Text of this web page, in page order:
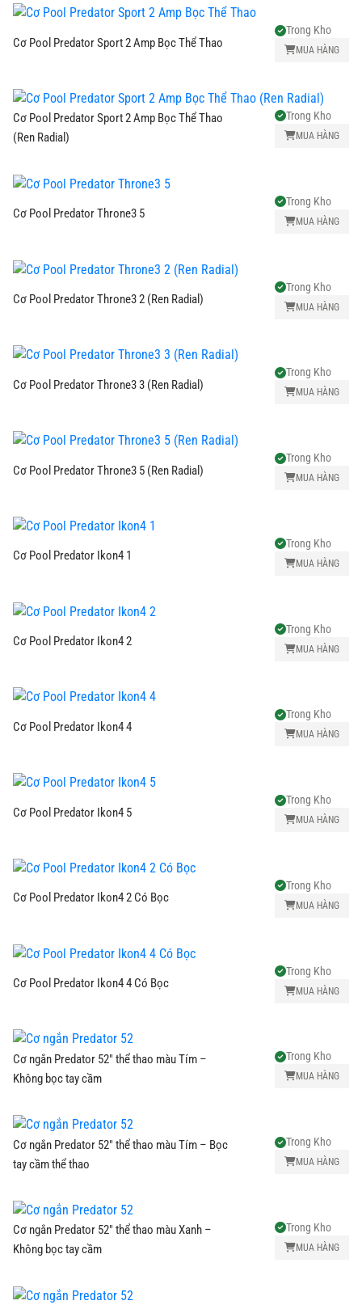
Cơ Pool Predator Sport 2 Amp Bọc Thể Thao
Trong Kho
MUA HÀNG
Cơ Pool Predator Sport 2 Amp Bọc Thể Thao
(Ren Radial)
Trong Kho
MUA HÀNG
Cơ Pool Predator Throne3 5
Trong Kho
MUA HÀNG
Cơ Pool Predator Throne3 2 (Ren Radial)
Trong Kho
MUA HÀNG
Cơ Pool Predator Throne3 3 (Ren Radial)
Trong Kho
MUA HÀNG
Cơ Pool Predator Throne3 5 (Ren Radial)
Trong Kho
MUA HÀNG
Cơ Pool Predator Ikon4 1
Trong Kho
MUA HÀNG
Cơ Pool Predator Ikon4 2
Trong Kho
MUA HÀNG
Cơ Pool Predator Ikon4 4
Trong Kho
MUA HÀNG
Cơ Pool Predator Ikon4 5
Trong Kho
MUA HÀNG
Cơ Pool Predator Ikon4 2 Có Bọc
Trong Kho
MUA HÀNG
Cơ Pool Predator Ikon4 4 Có Bọc
Trong Kho
MUA HÀNG
Cơ ngắn Predator 52" thể thao màu Tím –
Không bọc tay cầm
Trong Kho
MUA HÀNG
Cơ ngắn Predator 52" thể thao màu Tím – Bọc
tay cầm thể thao
Trong Kho
MUA HÀNG
Cơ ngắn Predator 52" thể thao màu Xanh –
Không bọc tay cầm
Trong Kho
MUA HÀNG